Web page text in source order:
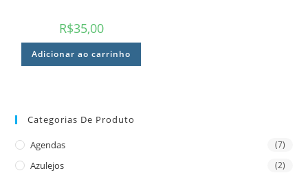
R$35,00
Adicionar ao carrinho
Categorias De Produto
Agendas (7)
Azulejos (2)